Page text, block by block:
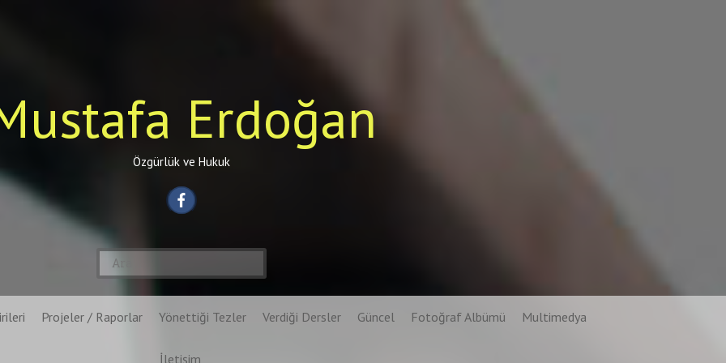
Erdoğan
Özgürlük ve Hukuk
Arama:
Projeler / Raporlar Yönettiği Tezler Verdiği Dersler Güncel Fotoğraf Albümü Multimedya
İletişim